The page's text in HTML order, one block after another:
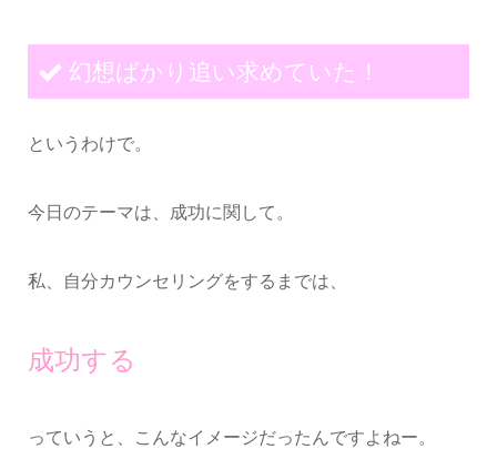
幻想ばかり追い求めていた！
というわけで。
今日のテーマは、成功に関して。
私、自分カウンセリングをするまでは、
成功する
っていうと、こんなイメージだったんですよねー。